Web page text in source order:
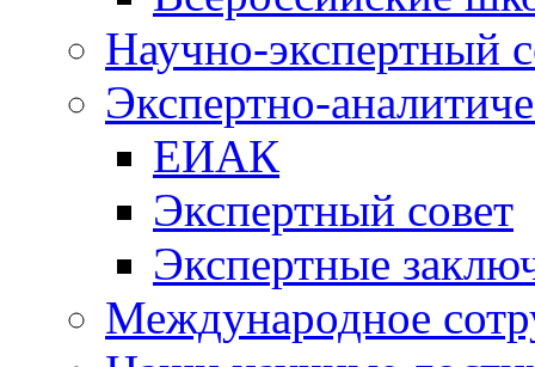
Научно-экспертный
Экспертно-
ЕИАК
Экспертный совет
Экспертные
Международное